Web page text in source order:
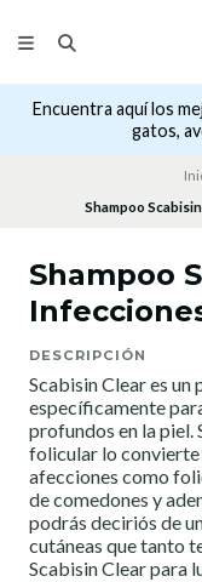
Encuentra aquí los
gatos,
Shampoo
Shampoo
DESCRIPCIÓN
Scabisin Clear es
específicamente
profundos en la piel.
folicular lo
afecciones como
de comedones y
podrás deciriós de
cutáneas que tanto
Scabisin Clear para